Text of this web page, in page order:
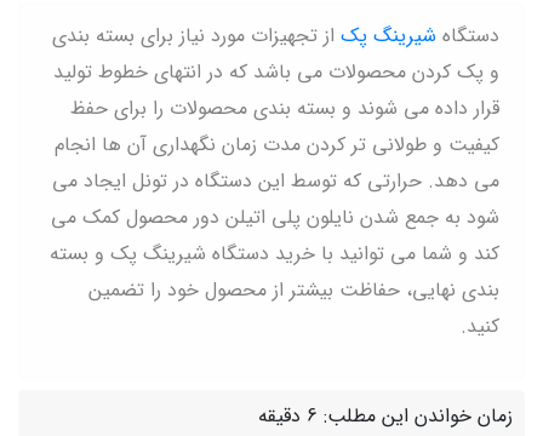
دستگاه شیرینگ پک از تجهیزات مورد نیاز برای بسته بندی
و پک کردن محصولات می باشد که در انتهای خطوط تولید
قرار داده می شوند و بسته بندی محصولات را برای حفظ
کیفیت و طولانی تر کردن مدت زمان نگهداری آن ها انجام
می دهد. حرارتی که توسط این دستگاه در تونل ایجاد می
شود به جمع شدن نایلون پلی اتیلن دور محصول کمک می
کند و شما می توانید با خرید دستگاه شیرینگ پک و بسته
بندی نهایی، حفاظت بیشتر از محصول خود را تضمین
کنید.
زمان خواندن این مطلب: 6 دقیقه